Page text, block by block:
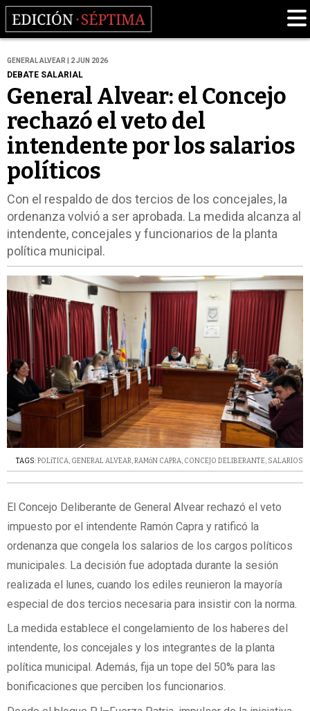
GENERAL ALVEAR | 2 JUN 2026
DEBATE SALARIAL
General Alvear: el Concejo
rechazó el veto del
intendente por los salarios
políticos
Con el respaldo de dos tercios de los concejales, la
ordenanza volvió a ser aprobada. La medida alcanza al
intendente, concejales y funcionarios de la planta
política municipal.
TAGS:POLíTICA, GENERAL ALVEAR,RAMóN CAPRA, CONCEJO DELIBERANTE, SALARIOS
El Concejo Deliberante de General Alvear rechazó el veto
impuesto por el intendente Ramón Capra y ratificó la
ordenanza que congela los salarios de los cargos políticos
municipales. La decisión fue adoptada durante la sesión
realizada el lunes, cuando los ediles reunieron la mayoría
especial de dos tercios necesaria para insistir con la norma.
La medida establece el congelamiento de los haberes del
intendente, los concejales y los integrantes de la planta
política municipal. Además, fija un tope del 50% para las
bonificaciones que perciben los funcionarios.